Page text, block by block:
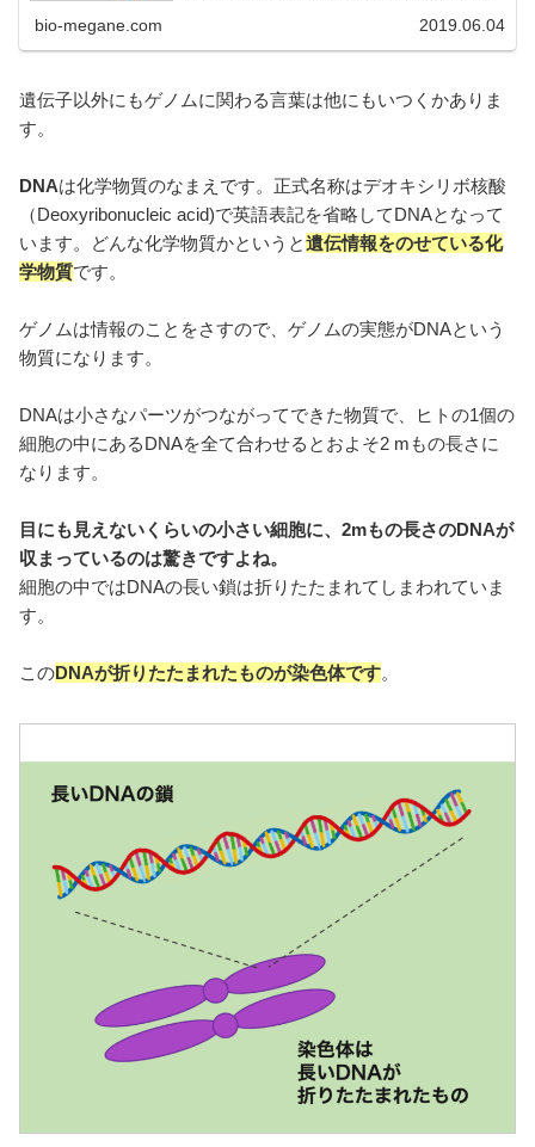
bio-megane.com 2019.06.04
遺伝子以外にもゲノムに関わる言葉は他にもいつくかありま
す。
DNAは化学物質のなまえです。正式名称はデオキシリボ核酸
（Deoxyribonucleic acid)で英語表記を省略してDNAとなって
います。どんな化学物質かというと遺伝情報をのせている化
学物質です。
ゲノムは情報のことをさすので、ゲノムの実態がDNAという
物質になります。
DNAは小さなパーツがつながってできた物質で、ヒトの1個の
細胞の中にあるDNAを全て合わせるとおよそ2 mもの長さに
なります。
目にも見えないくらいの小さい細胞に、2mもの長さのDNAが
収まっているのは驚きですよね。
細胞の中ではDNAの長い鎖は折りたたまれてしまわれていま
す。
このDNAが折りたたまれたものが染色体です。